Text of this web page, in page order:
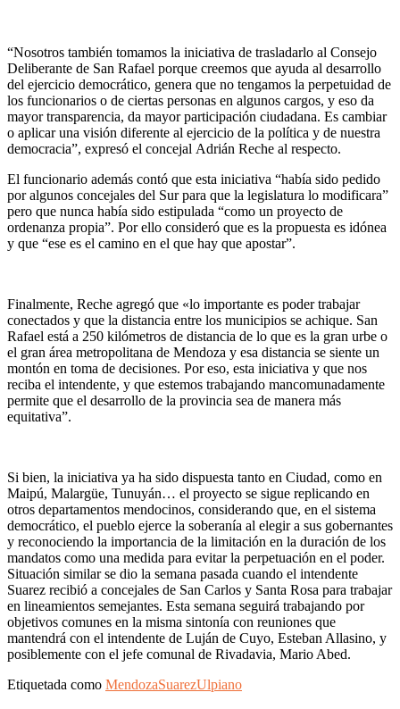
“Nosotros también tomamos la iniciativa de trasladarlo al Consejo
Deliberante de San Rafael porque creemos que ayuda al desarrollo
del ejercicio democrático, genera que no tengamos la perpetuidad de
los funcionarios o de ciertas personas en algunos cargos, y eso da
mayor transparencia, da mayor participación ciudadana. Es cambiar
o aplicar una visión diferente al ejercicio de la política y de nuestra
democracia”, expresó el concejal Adrián Reche al respecto.
El funcionario además contó que esta iniciativa “había sido pedido
por algunos concejales del Sur para que la legislatura lo modificara”
pero que nunca había sido estipulada “como un proyecto de
ordenanza propia”. Por ello consideró que es la propuesta es idónea
y que “ese es el camino en el que hay que apostar”.
Finalmente, Reche agregó que «lo importante es poder trabajar
conectados y que la distancia entre los municipios se achique. San
Rafael está a 250 kilómetros de distancia de lo que es la gran urbe o
el gran área metropolitana de Mendoza y esa distancia se siente un
montón en toma de decisiones. Por eso, esta iniciativa y que nos
reciba el intendente, y que estemos trabajando mancomunadamente
permite que el desarrollo de la provincia sea de manera más
equitativa”.
Si bien, la iniciativa ya ha sido dispuesta tanto en Ciudad, como en
Maipú, Malargüe, Tunuyán… el proyecto se sigue replicando en
otros departamentos mendocinos, considerando que, en el sistema
democrático, el pueblo ejerce la soberanía al elegir a sus gobernantes
y reconociendo la importancia de la limitación en la duración de los
mandatos como una medida para evitar la perpetuación en el poder.
Situación similar se dio la semana pasada cuando el intendente
Suarez recibió a concejales de San Carlos y Santa Rosa para trabajar
en lineamientos semejantes. Esta semana seguirá trabajando por
objetivos comunes en la misma sintonía con reuniones que
mantendrá con el intendente de Luján de Cuyo, Esteban Allasino, y
posiblemente con el jefe comunal de Rivadavia, Mario Abed.
Etiquetada como MendozaSuarezUlpiano